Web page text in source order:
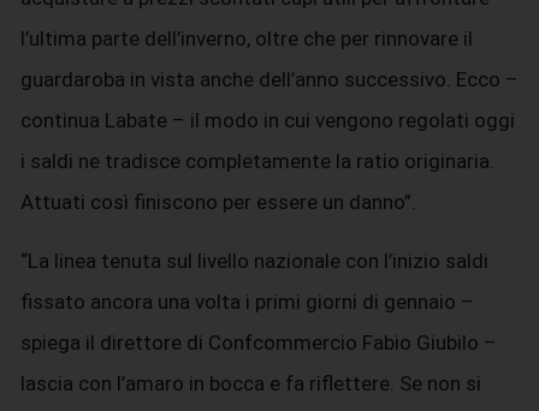
l’ultima parte dell’inverno, oltre che per rinnovare il
guardaroba in vista anche dell’anno successivo. Ecco –
continua Labate – il modo in cui vengono regolati oggi
i saldi ne tradisce completamente la ratio originaria.
Attuati così finiscono per essere un danno”.
“La linea tenuta sul livello nazionale con l’inizio saldi
fissato ancora una volta i primi giorni di gennaio –
spiega il direttore di Confcommercio Fabio Giubilo –
lascia con l’amaro in bocca e fa riflettere. Se non si